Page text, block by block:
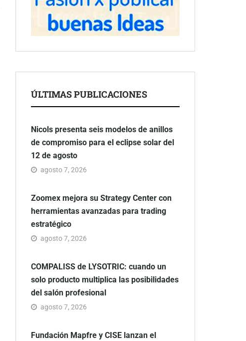
ÚLTIMAS PUBLICACIONES
Nicols presenta seis modelos de anillos
de compromiso para el eclipse solar del
12 de agosto
agosto 7, 2026
Zoomex mejora su Strategy Center con
herramientas avanzadas para trading
estratégico
agosto 7, 2026
COMPALISS de LYSOTRIC: cuando un
solo producto multiplica las posibilidades
del salón profesional
agosto 7, 2026
Fundación Mapfre y CISE lanzan el